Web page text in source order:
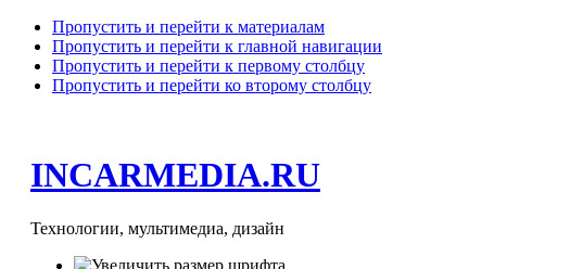
Пропустить и перейти к материалам
Пропустить и перейти к главной навигации
Пропустить и перейти к первому столбцу
Пропустить и перейти ко второму столбцу
INCARMEDIA.RU
Технологии, мультимедиа, дизайн